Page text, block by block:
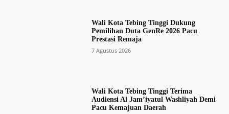
Wali Kota Tebing Tinggi Dukung
Pemilihan Duta GenRe 2026 Pacu
Prestasi Remaja
7 Agustus 2026
Wali Kota Tebing Tinggi Terima
Audiensi Al Jam’iyatul Washliyah Demi
Pacu Kemajuan Daerah